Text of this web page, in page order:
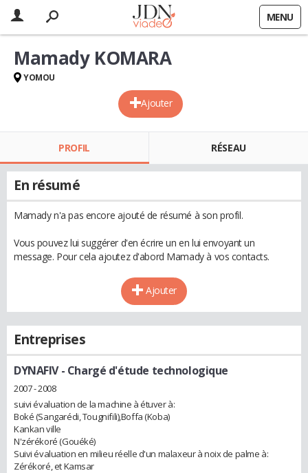
MENU
Ajouter
Mamady KOMARA
YOMOU
PROFIL RÉSEAU
En résumé
Mamady n'a pas encore ajouté de résumé à son profil.
Vous pouvez lui suggérer d'en écrire un en lui envoyant un
message. Pour cela ajoutez d'abord Mamady à vos contacts.
Ajouter
Entreprises
DYNAFIV- Chargé d'étude technologique
2007 - 2008
suivi évaluation de la machine à étuver à:
Boké (Sangarédi, Tougnifili),Boffa (Koba)
Kankan ville
N'zérékoré (Gouéké)
Suivi évaluation en milieu réelle d'un malaxeur à noix de palme à:
Zérékoré, et Kamsar